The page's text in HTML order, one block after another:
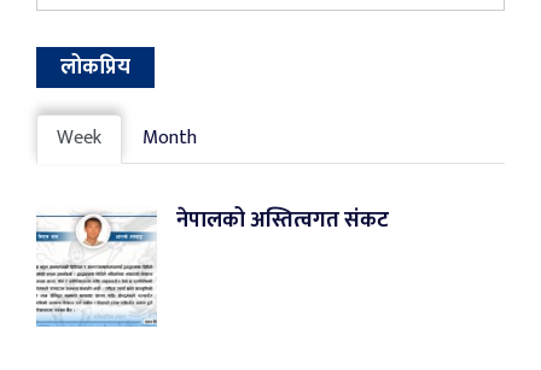
लोकप्रिय
Week Month
नेपालको अस्तित्वगत संकट